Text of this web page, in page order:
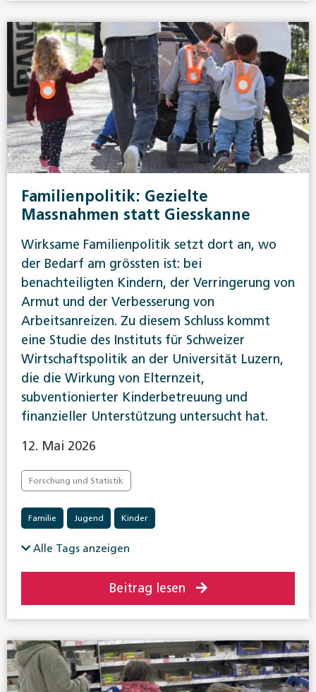
Familienpolitik: Gezielte
Massnahmen statt Giesskanne
Wirksame Familienpolitik setzt dort an, wo
der Bedarf am grössten ist: bei
benachteiligten Kindern, der Verringerung von
Armut und der Verbesserung von
Arbeitsanreizen. Zu diesem Schluss kommt
eine Studie des Instituts für Schweizer
Wirtschaftspolitik an der Universität Luzern,
die die Wirkung von Elternzeit,
subventionierter Kinderbetreuung und
finanzieller Unterstützung untersucht hat.
12. Mai 2026
Forschung und Statistik
Familie Jugend Kinder
Alle Tags anzeigen
Beitrag lesen